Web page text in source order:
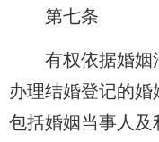
第七条
有权依据婚姻
办理结婚登记的婚
包括婚姻当事人